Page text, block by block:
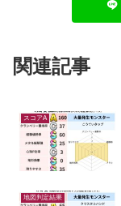
関連記事
スコアA
地図判定結果